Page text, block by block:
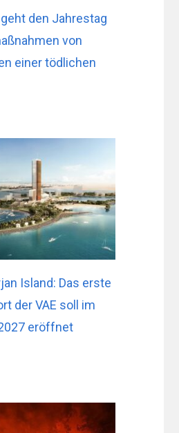
den Jahrestag
von
einer tödlichen
Island: Das erste
der VAE soll im
eröffnet